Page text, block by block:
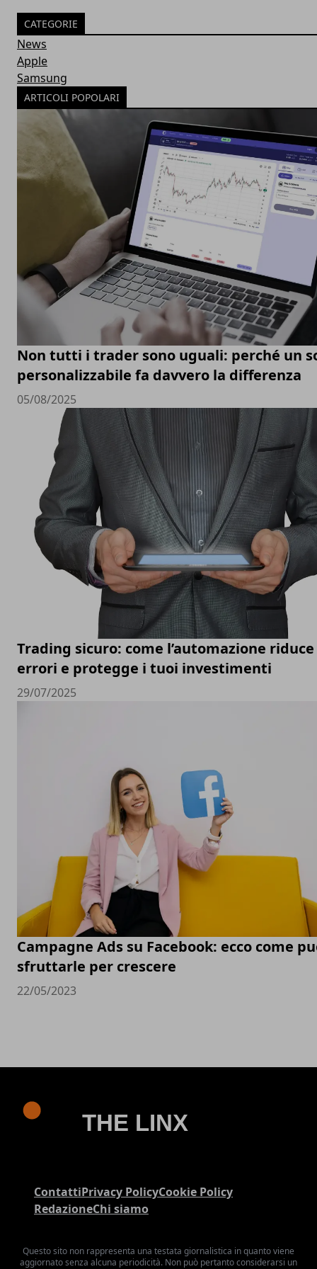
CATEGORIE
News
Apple
Samsung
ARTICOLI POPOLARI
Non tutti i trader sono uguali: perché un
personalizzabile fa davvero la differenza
05/08/2025
Trading sicuro: come l’automazione
errori e protegge i tuoi investimenti
29/07/2025
Campagne Ads su Facebook: ecco come
sfruttarle per crescere
22/05/2023
ContattiPrivacy PolicyCookie Policy
RedazioneChi siamo
Questo sito non rappresenta una testata giornalistica in quanto viene
aggiornato senza alcuna periodicità. Non può pertanto considerarsi un